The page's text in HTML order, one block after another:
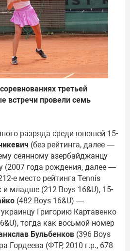
третьей
встречи провели семь
разряда среди юношей 15-
(без рейтинга, далее —
сеянному азербайджанцу
(2007 года рождения, далее —
е место рейтинга Tennis
и младше (212 Boys 16&U), 15-
(482 Boys 16&U) —
Григорию Картавенко
тогда как восьмой номер
Бульбенков (396 Boys
Гордеева (ФТР, 2010 г.р., 678